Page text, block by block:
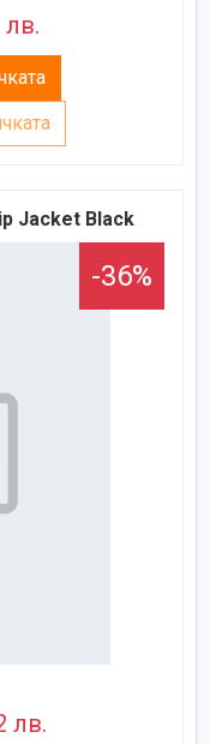
лв.
Jacket Black
-36%
лв.